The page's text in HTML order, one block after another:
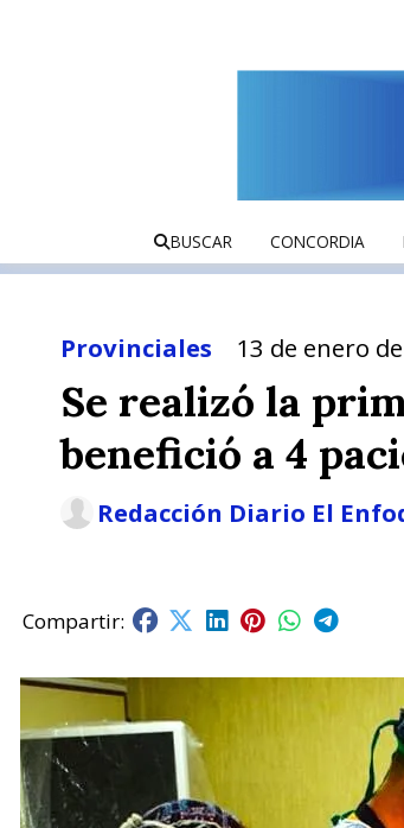
BUSCAR CONCORDIA
Se realizó la
benefició a 4
Provinciales 13 de enero
Redacción Diario El